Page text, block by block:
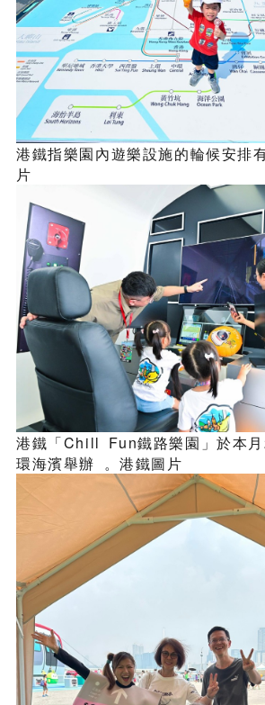
港鐵指樂園內遊樂設施的輪候安排
片
港鐵「Chill Fun鐵路樂園」於本
環海濱舉辦 。港鐵圖片